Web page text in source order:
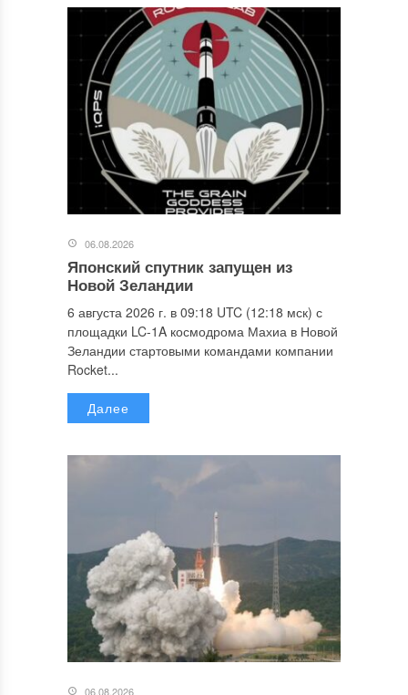
06.08.2026
Японский спутник запущен из
Новой Зеландии
6 августа 2026 г. в 09:18 UTC (12:18 мск) с
площадки LC-1A космодрома Махиа в Новой
Зеландии стартовыми командами компании
Rocket...
Далее
06.08.2026